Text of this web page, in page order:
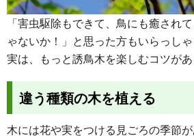
「害虫駆除もできて、鳥にも癒され
ゃないか！」と思った方もいらっしゃ
実は、もっと誘鳥木を楽しむコツがあ
違う種類の木を植える
木には花や実をつける見ごろの季節